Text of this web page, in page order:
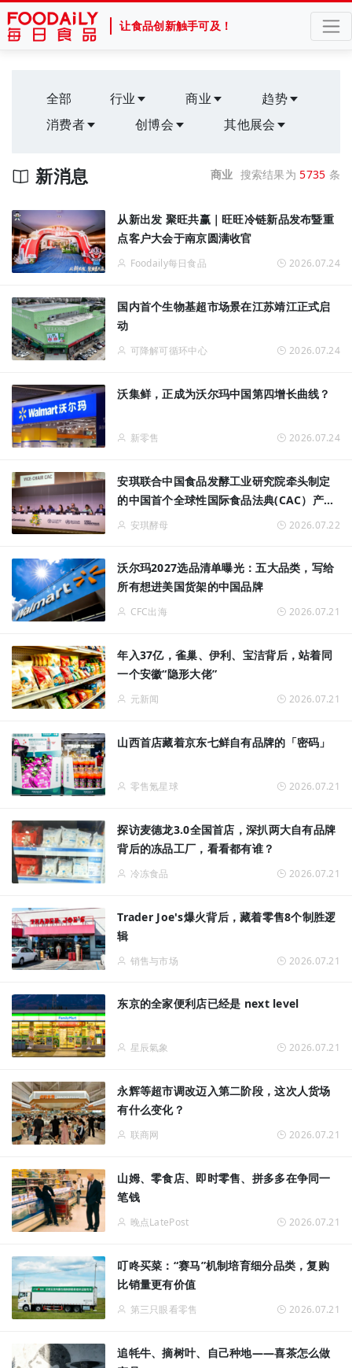
让食品创新触手可及！
全部 行业 商业
趋势
消费者
创博会 其他展会
商业 搜索结果为5735 条
新消息
从新出发 聚旺共赢｜旺旺冷链新品发布暨重
点客户大会于南京圆满收官
Foodaily每日食品 2026.07.24
国内首个生物基超市场景在江苏靖江正式启
动
可降解可循环中心 2026.07.24
沃集鲜，正成为沃尔玛中国第四增长曲线？
新零售 2026.07.24
安琪联合中国食品发酵工业研究院牵头制定
的中国首个全球性国际食品法典(CAC）产品
标准发布
安琪酵母 2026.07.22
沃尔玛2027选品清单曝光：五大品类，写给
所有想进美国货架的中国品牌
CFC出海 2026.07.21
年入37亿，雀巢、伊利、宝洁背后，站着同
一个安徽“隐形大佬”
元新闻 2026.07.21
山西首店藏着京东七鲜自有品牌的「密码」
零售氪星球 2026.07.21
探访麦德龙3.0全国首店，深扒两大自有品牌
背后的冻品工厂，看看都有谁？
冷冻食品 2026.07.21
Trader Joe's爆火背后，藏着零售8个制胜逻
辑
销售与市场 2026.07.21
东京的全家便利店已经是 next level
星辰氣象 2026.07.21
永辉等超市调改迈入第二阶段，这次人货场
有什么变化？
联商网 2026.07.21
山姆、零食店、即时零售、拼多多在争同一
笔钱
晚点LatePost 2026.07.21
叮咚买菜：“赛马”机制培育细分品类，复购
比销量更有价值
第三只眼看零售 2026.07.21
追牦牛、摘树叶、自己种地——喜茶怎么做